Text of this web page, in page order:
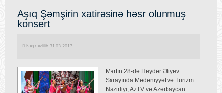
Aşıq Şəmşirin xatirəsinə həsr olunmuş
konsert
Nəşr edilib 31.03.2017
Martın 28-də Heydər Əliyev
Sarayında Mədəniyyət və Turizm
Nazirliyi, AzTV və Azərbaycan